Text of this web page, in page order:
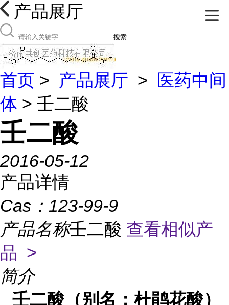
产品展厅
搜索
首页 > 产品展厅 >
医药中间
体 > 壬二酸
壬二酸
2016-05-12
产品详情
Cas： 123-99-9
产品名称壬二酸 查看相似产
品 >
简介
壬二酸（别名：杜鹃花酸）